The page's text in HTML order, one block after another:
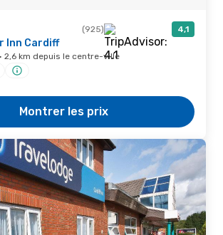
(925) 4,1
Inn Cardiff
2,6 km depuis le centre-ville
Montrer les prix